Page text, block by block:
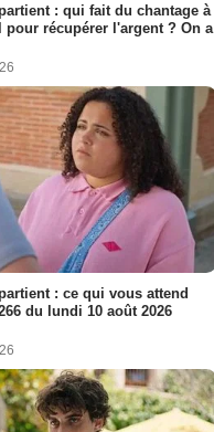
: qui fait du chantage à
pour récupérer l'argent ? On a
: ce qui vous attend
du lundi 10 août 2026